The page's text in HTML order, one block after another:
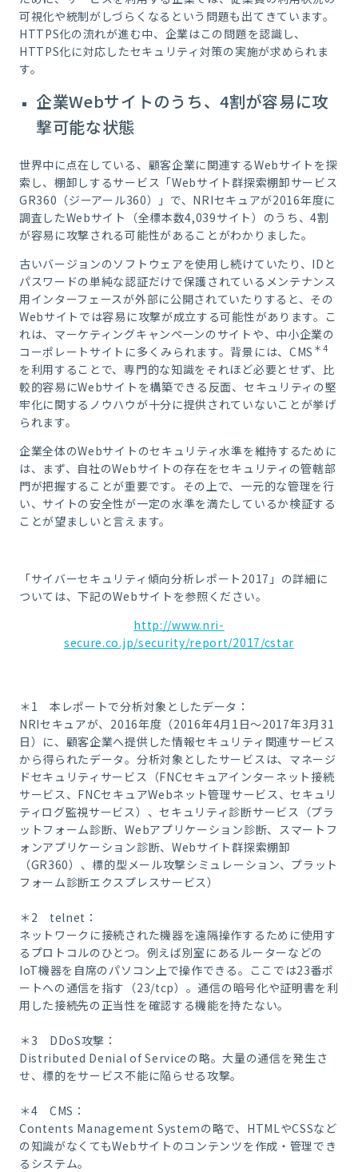
可視化や統制がしづらくなるという問題も出てきています。
HTTPS化の流れが進む中、企業はこの問題を認識し、
HTTPS化に対応したセキュリティ対策の実施が求められま
す。
企業Webサイトのうち、4割が容易に攻
撃可能な状態
世界中に点在している、顧客企業に関連するWebサイトを探
索し、棚卸しするサービス「Webサイト群探索棚卸サービス
GR360（ジーアール360）」で、NRIセキュアが2016年度に
調査したWebサイト（全標本数4,039サイト）のうち、4割
が容易に攻撃される可能性があることがわかりました。
古いバージョンのソフトウェアを使用し続けていたり、IDと
パスワードの単純な認証だけで保護されているメンテナンス
用インターフェースが外部に公開されていたりすると、その
Webサイトでは容易に攻撃が成立する可能性があります。こ
れは、マーケティングキャンペーンのサイトや、中小企業の
コーポレートサイトに多くみられます。背景には、CMS ＊4
を利用することで、専門的な知識をそれほど必要とせず、比
較的容易にWebサイトを構築できる反面、セキュリティの堅
牢化に関するノウハウが十分に提供されていないことが挙げ
られます。
企業全体のWebサイトのセキュリティ水準を維持するために
は、まず、自社のWebサイトの存在をセキュリティの管轄部
門が把握することが重要です。その上で、一元的な管理を行
い、サイトの安全性が一定の水準を満たしているか検証する
ことが望ましいと言えます。
「サイバーセキュリティ傾向分析レポート2017」の詳細に
ついては、下記のWebサイトを参照ください。
http://www.nri-
secure.co.jp/security/report/2017/cstar
＊1 本レポートで分析対象としたデータ：
NRIセキュアが、2016年度（2016年4月1日～2017年3月31
日）に、顧客企業へ提供した情報セキュリティ関連サービス
から得られたデータ。分析対象としたサービスは、マネージ
ドセキュリティサービス（FNCセキュアインターネット接続
サービス、FNCセキュアWebネット管理サービス、セキュリ
ティログ監視サービス）、セキュリティ診断サービス（プラ
ットフォーム診断、Webアプリケーション診断、スマートフ
ォンアプリケーション診断、Webサイト群探索棚卸
（GR360）、標的型メール攻撃シミュレーション、プラット
フォーム診断エクスプレスサービス）
＊2 telnet：
ネットワークに接続された機器を遠隔操作するために使用す
るプロトコルのひとつ。例えば別室にあるルーターなどの
IoT機器を自席のパソコン上で操作できる。ここでは23番ポ
ートへの通信を指す（23/tcp）。通信の暗号化や証明書を利
用した接続先の正当性を確認する機能を持たない。
＊3 DDoS攻撃：
Distributed Denial of Serviceの略。大量の通信を発生さ
せ、標的をサービス不能に陥らせる攻撃。
＊4 CMS：
Contents Management Systemの略で、HTMLやCSSなど
の知識がなくてもWebサイトのコンテンツを作成・管理でき
るシステム。